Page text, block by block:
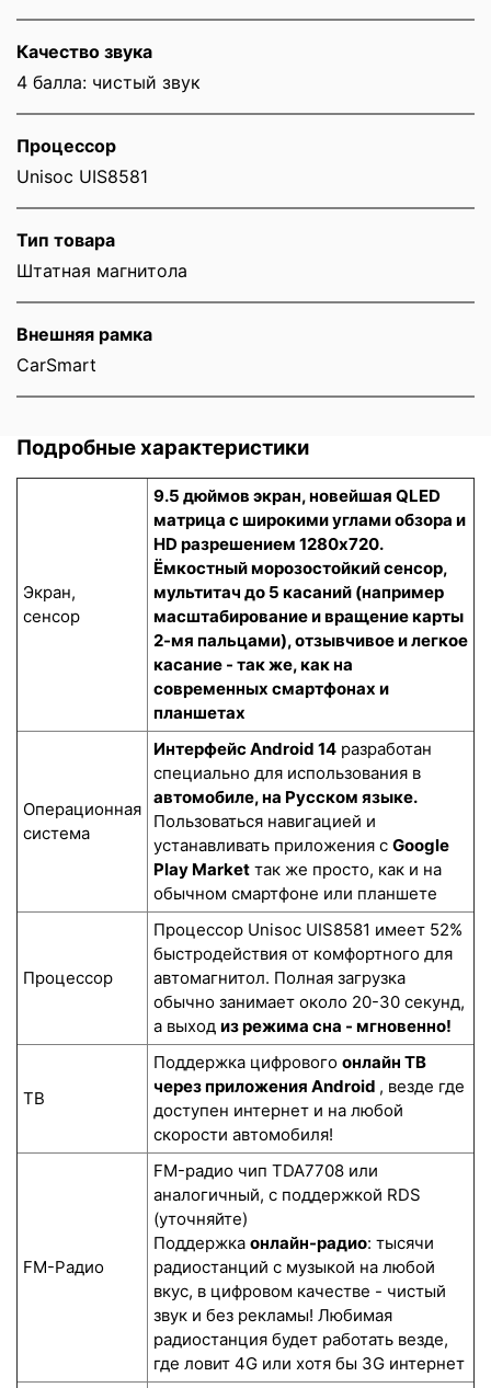
Качество звука
4 балла: чистый звук
Процессор
Unisoc UIS8581
Тип товара
Штатная магнитола
Внешняя рамка
CarSmart
Подробные характеристики
Экран,
сенсор
9.5 дюймов экран, новейшая QLED
матрица с широкими углами обзора и
HD разрешением 1280x720.
Ёмкостный морозостойкий сенсор,
мультитач до 5 касаний (например
масштабирование и вращение карты
2-мя пальцами), отзывчивое и легкое
касание - так же, как на
современных смартфонах и
планшетах
Операционная
система
Интерфейс Android 14 разработан
специально для использования в
автомобиле, на Русском языке.
Пользоваться навигацией и
устанавливать приложения с Google
Play Market так же просто, как и на
обычном смартфоне или планшете
Процессор
Процессор Unisoc UIS8581 имеет 52%
быстродействия от комфортного для
автомагнитол. Полная загрузка
обычно занимает около 20-30 секунд,
а выход из режима сна - мгновенно!
ТВ
Поддержка цифрового онлайн ТВ
через приложения Android , везде где
доступен интернет и на любой
скорости автомобиля!
FM-Радио
FM-радио чип TDA7708 или
аналогичный, с поддержкой RDS
(уточняйте)
Поддержка онлайн-радио: тысячи
радиостанций с музыкой на любой
вкус, в цифровом качестве - чистый
звук и без рекламы! Любимая
радиостанция будет работать везде,
где ловит 4G или хотя бы 3G интернет